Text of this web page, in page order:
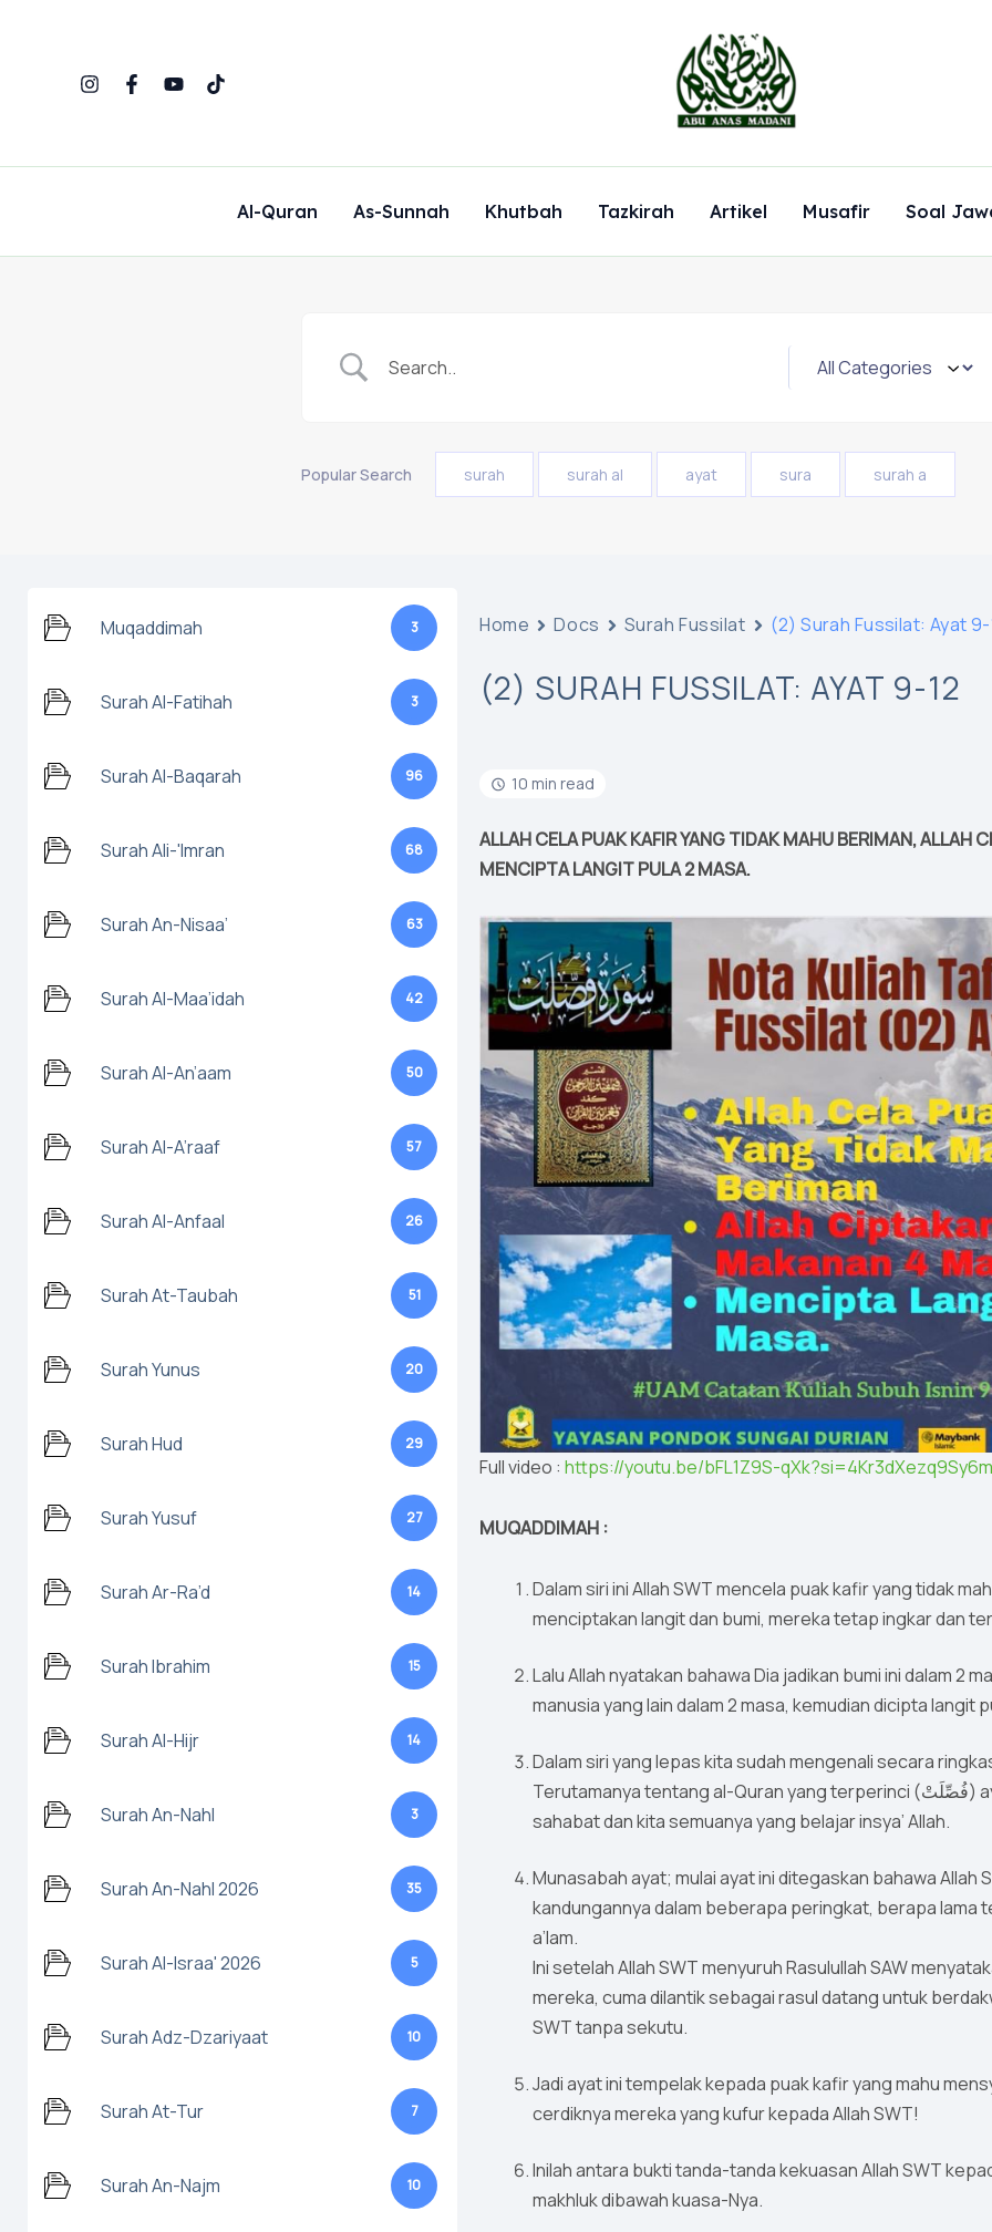
Al-Quran As-Sunnah Khutbah Tazkirah Artikel Musafir Soal
Popular Search surah surah al ayat sura surah a
Muqaddimah 3
Surah Al-Fatihah 3
Surah Al-Baqarah 96
Surah Ali-'Imran 68
Surah An-Nisaa’ 63
Surah Al-Maa’idah 42
Surah Al-An’aam 50
Surah Al-A’raaf 57
Surah Al-Anfaal 26
Surah At-Taubah 51
Surah Yunus 20
Surah Hud 29
Surah Yusuf 27
Surah Ar-Ra’d 14
Surah Ibrahim 15
Surah Al-Hijr 14
Surah An-Nahl 3
Surah An-Nahl 2026 35
Surah Al-Israa' 2026 5
Surah Adz-Dzariyaat 10
Surah At-Tur 7
Surah An-Najm 10
Home Docs Surah Fussilat (2) Surah Fussilat: Ayat 9-
(2) SURAH FUSSILAT: AYAT 9-12
10 min read
ALLAH CELA PUAK KAFIR YANG TIDAK MAHU BERIMAN, ALLAH
MENCIPTA LANGIT PULA 2 MASA.
Full video :https://youtu.be/bFL1Z9S-
MUQADDIMAH :
Dalam siri ini Allah SWT mencela puak kafir yang tidak
menciptakan langit dan bumi, mereka tetap ingkar dan
Lalu Allah nyatakan bahawa Dia jadikan bumi ini dalam 2
manusia yang lain dalam 2 masa, kemudian dicipta langit
Dalam siri yang lepas kita sudah mengenali secara
Terutamanya tentang al-Quran yang terperinci (فُصِّلَتْ) ayat-ayatnya, difahami oleh Rasulullah SAW, para
sahabat dan kita semuanya yang belajar insya’ Allah.
Munasabah ayat; mulai ayat ini ditegaskan bahawa Allah
kandungannya dalam beberapa peringkat, berapa lama
a’lam.
Ini setelah Allah SWT menyuruh Rasulullah SAW
mereka, cuma dilantik sebagai rasul datang untuk
SWT tanpa sekutu.
Jadi ayat ini tempelak kepada puak kafir yang mahu
cerdiknya mereka yang kufur kepada Allah SWT!
Inilah antara bukti tanda-tanda kekuasan Allah SWT
makhluk dibawah kuasa-Nya.